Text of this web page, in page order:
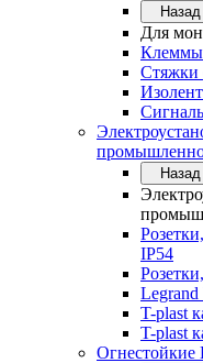
Назад
Для
Стяжки
Назад
IP54
Legrand
T-plast
T-plast